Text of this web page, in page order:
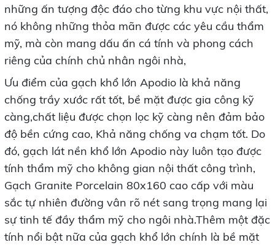
những ấn tượng độc đáo cho từng khu vực nội thất,
nó không những thỏa mãn được các yêu cầu thẩm
mỹ, mà còn mang dấu ấn cá tính và phong cách
riêng của chính chủ nhân ngôi nhà,
Ưu điểm của gạch khổ lớn Apodio là khả năng
chống trầy xước rất tốt, bề mặt được gia công kỹ
càng,chất liệu được chọn lọc kỹ càng nên đảm bảo
độ bền cứng cao, Khả năng chống va chạm tốt. Do
đó, gạch lát nền khổ lớn Apodio này luôn tạo được
tính thẩm mỹ cho không gian nội thất công trình,
Gạch Granite Porcelain 80x160 cao cấp với màu
sắc tự nhiên đường vân rõ nét sang trọng mang lại
sự tinh tế đầy thẩm mỹ cho ngôi nhà.Thêm một đặc
tính nổi bật nữa của gạch khổ lớn chính là bề mặt